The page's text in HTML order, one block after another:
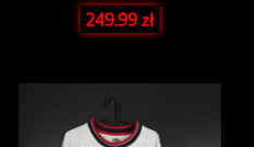
249.99zł